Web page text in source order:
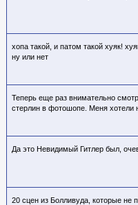
хопа такой, и патом такой хуяк!
ну или нет
Теперь еще раз внимательно
стерлин в фотошопе. Меня хотели
Да это Невидимый Гитлер был,
20 сцен из Болливуда, которые не